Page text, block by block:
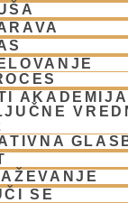
AKADEMIJA
SE